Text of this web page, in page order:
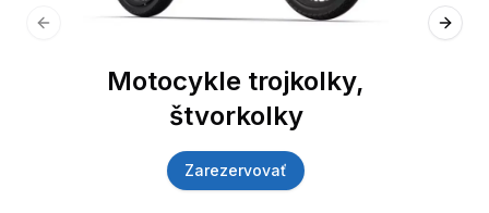
Motocykle trojkolky,
štvorkolky
Zarezervovať
Previous slide Next